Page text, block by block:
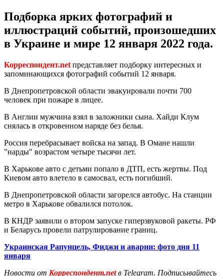
Подборка ярких фотографий и
иллюстраций событий, произошедших
в Украине и мире 12 января 2022 года.
Корреспондент.net представляет подборку интересных и
запоминающихся фотографий событий 12 января.
В Днепропетровской области эвакуировали почти 700
человек при пожаре в лицее.
В Англии мужчина взял в заложники сына. Хайди Клум
снялась в откровенном наряде без белья.
Россия перебрасывает войска на запад. В Омане нашли
"нарды" возрастом четыре тысячи лет.
В Харькове авто с детьми попало в ДТП, есть жертвы. Под
Киевом авто влетело в самосвал, есть погибший.
В Днепропетровской области загорелся автобус. На станции
метро в Харькове обвалился потолок.
В КНДР заявили о втором запуске гиперзвуковой ракеты. РФ
и Беларусь провели патрулирование границ.
Украинская Рапунцель, Фиджи и аварии: фото дня 11
января
Новости от Корреспондент.netв Telegram. Подписывайтесь